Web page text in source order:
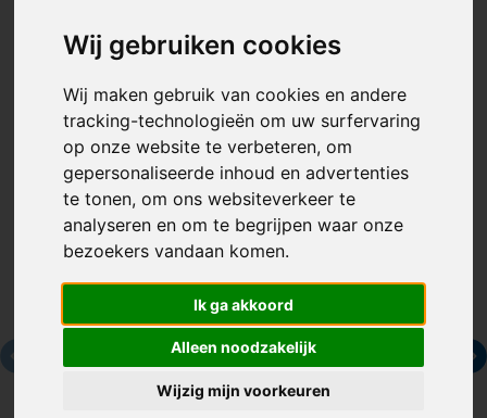
Wij gebruiken cookies
Wij maken gebruik van cookies en andere
tracking-technologieën om uw surfervaring
op onze website te verbeteren, om
gepersonaliseerde inhoud en advertenties
te tonen, om ons websiteverkeer te
analyseren en om te begrijpen waar onze
bezoekers vandaan komen.
Ik ga akkoord
Alleen noodzakelijk
Wijzig mijn voorkeuren
Kurk memoboekje met sticky
notes
Artikelnummer: 247966